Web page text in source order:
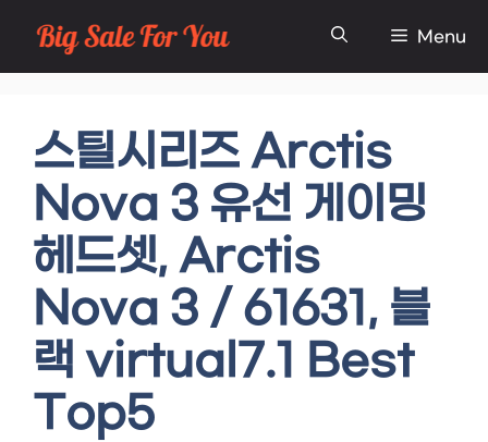
Skip
to
Menu
스틸시리즈 Arctis
Nova 3 유선 게이밍
헤드셋, Arctis
Nova 3 / 61631, 블
랙 virtual7.1 Best
Top5